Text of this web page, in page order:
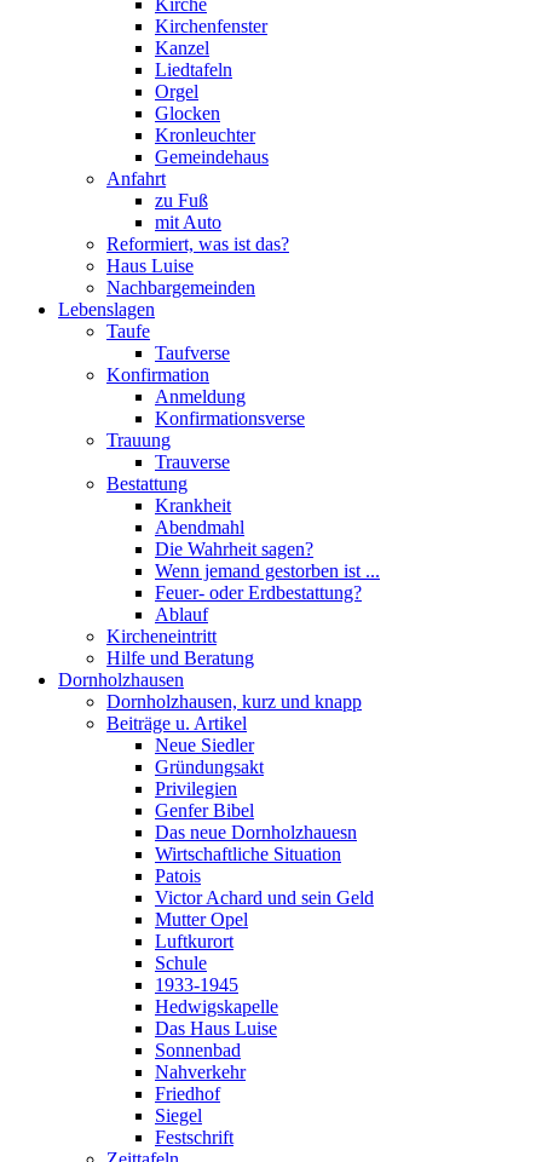
Kirche
Kirchenfenster
Kanzel
Liedtafeln
Orgel
Glocken
Kronleuchter
Gemeindehaus
Anfahrt
zu Fuß
mit Auto
Reformiert, was ist das?
Haus Luise
Nachbargemeinden
Lebenslagen
Taufe
Taufverse
Konfirmation
Anmeldung
Konfirmationsverse
Trauung
Trauverse
Bestattung
Krankheit
Abendmahl
Die Wahrheit sagen?
Wenn jemand gestorben ist ...
Feuer- oder Erdbestattung?
Ablauf
Kircheneintritt
Hilfe und Beratung
Dornholzhausen
Dornholzhausen, kurz und knapp
Beiträge u. Artikel
Neue Siedler
Gründungsakt
Privilegien
Genfer Bibel
Das neue Dornholzhauesn
Wirtschaftliche Situation
Patois
Victor Achard und sein Geld
Mutter Opel
Luftkurort
Schule
1933-1945
Hedwigskapelle
Das Haus Luise
Sonnenbad
Nahverkehr
Friedhof
Siegel
Festschrift